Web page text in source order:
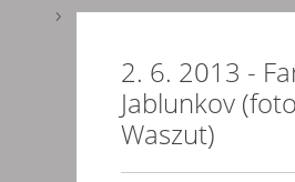
2. 6. 2013 -
Jablunkov
Waszut)